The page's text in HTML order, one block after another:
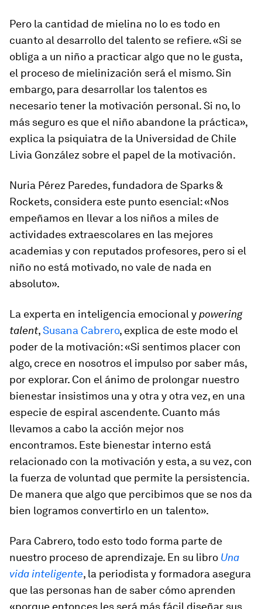
Pero la cantidad de mielina no lo es todo en
cuanto al desarrollo del talento se refiere. «Si se
obliga a un niño a practicar algo que no le gusta,
el proceso de mielinización será el mismo. Sin
embargo, para desarrollar los talentos es
necesario tener la motivación personal. Si no, lo
más seguro es que el niño abandone la práctica»,
explica la psiquiatra de la Universidad de Chile
Livia González sobre el papel de la motivación.
Nuria Pérez Paredes, fundadora de Sparks &
Rockets, considera este punto esencial: «Nos
empeñamos en llevar a los niños a miles de
actividades extraescolares en las mejores
academias y con reputados profesores, pero si el
niño no está motivado, no vale de nada en
absoluto».
La experta en inteligencia emocional y powering
talent,Susana Cabrero, explica de este modo el
poder de la motivación: «Si sentimos placer con
algo, crece en nosotros el impulso por saber más,
por explorar. Con el ánimo de prolongar nuestro
bienestar insistimos una y otra y otra vez, en una
especie de espiral ascendente. Cuanto más
llevamos a cabo la acción mejor nos
encontramos. Este bienestar interno está
relacionado con la motivación y esta, a su vez, con
la fuerza de voluntad que permite la persistencia.
De manera que algo que percibimos que se nos da
bien logramos convertirlo en un talento».
Para Cabrero, todo esto todo forma parte de
nuestro proceso de aprendizaje. En su libro Una
vida inteligente, la periodista y formadora asegura
que las personas han de saber cómo aprenden
«porque entonces les será más fácil diseñar sus